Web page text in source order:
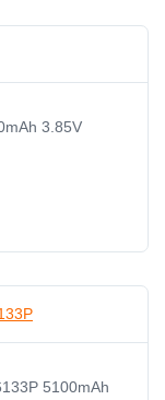
3.85V
5100mAh